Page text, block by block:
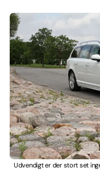
Udvendigt er der stort set